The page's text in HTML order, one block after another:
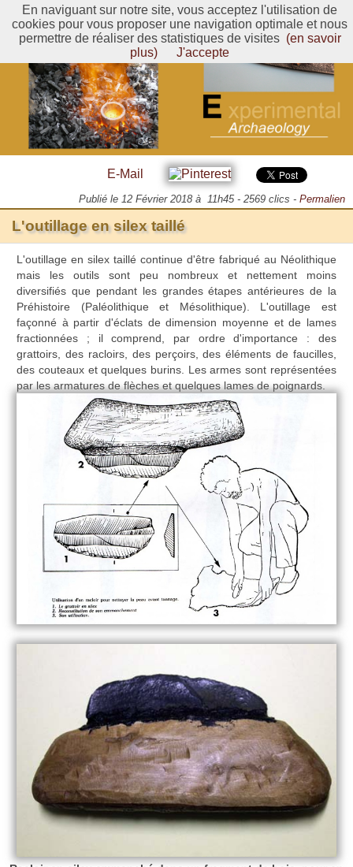
E-Mail
Publié le 12 Février 2018 à 11h45- 2569 clics - Permalien
L'outillage en silex taillé
L'outillage en silex taillé continue d'être fabriqué au Néolithique
mais les outils sont peu nombreux et nettement moins
diversifiés que pendant les grandes étapes antérieures de la
Préhistoire (Paléolithique et Mésolithique). L'outillage est
façonné à partir d'éclats de dimension moyenne et de lames
fractionnées ; il comprend, par ordre d'importance : des
grattoirs, des racloirs, des perçoirs, des éléments de faucilles,
des couteaux et quelques burins. Les armes sont représentées
par les armatures de flèches et quelques lames de poignards.
En naviguant sur notre site, vous acceptez l'utilisation de
cookies pour vous proposer une navigation optimale et nous
permettre de réaliser des statistiques de visites (en savoir
plus)
J'accepte